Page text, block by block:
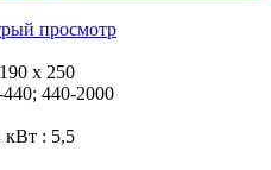
просмотр
x 250
440; 440-2000
кВт : 5,5